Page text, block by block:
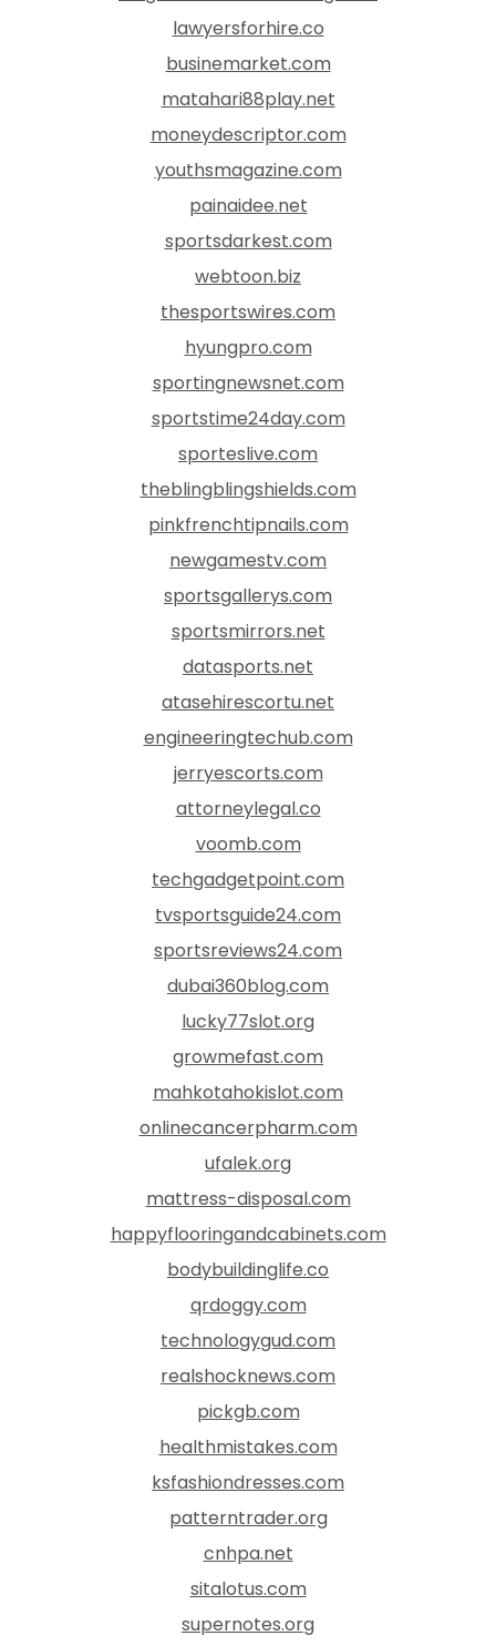
lawyersforhire.co
businemarket.com
matahari88play.net
moneydescriptor.com
youthsmagazine.com
painaidee.net
sportsdarkest.com
webtoon.biz
thesportswires.com
hyungpro.com
sportingnewsnet.com
sportstime24day.com
sporteslive.com
theblingblingshields.com
pinkfrenchtipnails.com
newgamestv.com
sportsgallerys.com
sportsmirrors.net
datasports.net
atasehirescortu.net
engineeringtechub.com
jerryescorts.com
attorneylegal.co
voomb.com
techgadgetpoint.com
tvsportsguide24.com
sportsreviews24.com
dubai360blog.com
lucky77slot.org
growmefast.com
mahkotahokislot.com
onlinecancerpharm.com
ufalek.org
mattress-disposal.com
happyflooringandcabinets.com
bodybuildinglife.co
qrdoggy.com
technologygud.com
realshocknews.com
pickgb.com
healthmistakes.com
ksfashiondresses.com
patterntrader.org
cnhpa.net
sitalotus.com
supernotes.org